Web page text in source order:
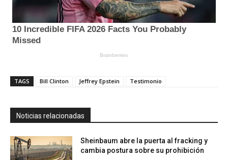
TAGS Bill Clinton Jeffrey Epstein Testimonio
Noticias relacionadas
Sheinbaum abre la puerta al fracking y
cambia postura sobre su prohibición